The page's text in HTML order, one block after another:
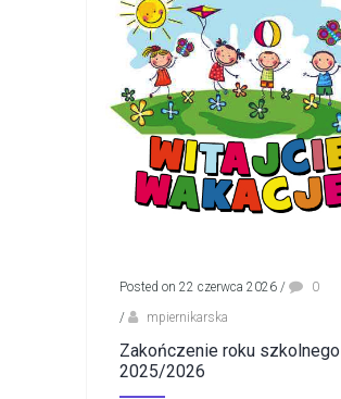
Posted on 22 czerwca 2026 /
0
/
mpiernikarska
Zakończenie roku szkolnego
2025/2026